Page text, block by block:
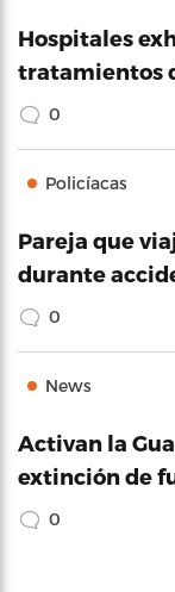
Hospitales
tratamientos
0
Policíacas
Pareja que
durante
0
News
Activan la
extinción de
0